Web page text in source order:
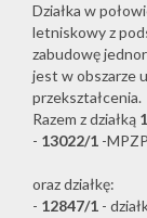
Działka w
letniskowy z
zabudowę
jest w obszarze
przekształcenia.
Razem z działką
- 13022/1 -
oraz działkę:
- 12847/1 -